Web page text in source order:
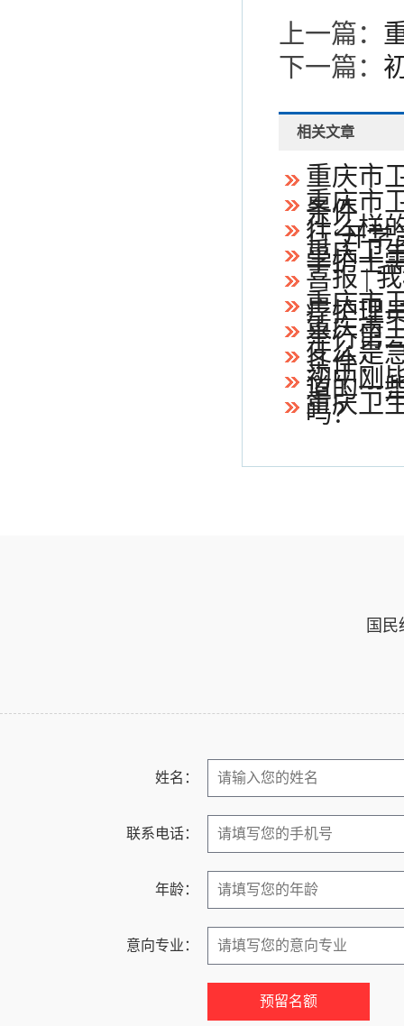
上一篇：
下一篇：
相关文章
重庆市
条件
重庆市
行‘开学
什么样
学护士
重庆卫
喜报 |
疗护理
重庆市
举行第
重庆市
条件：
什么是
道的一
初中刚
吗？
重庆卫
国
姓名：
联系电话：
年龄：
意向专业：